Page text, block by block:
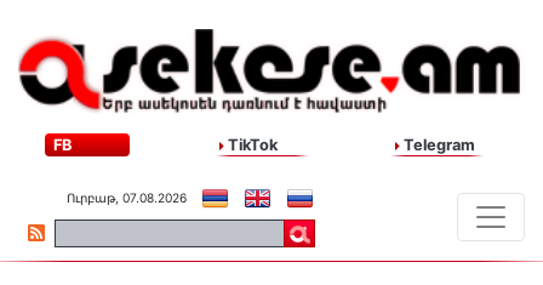
FB TikTok Telegram
Ուրբաթ, 07.08.2026